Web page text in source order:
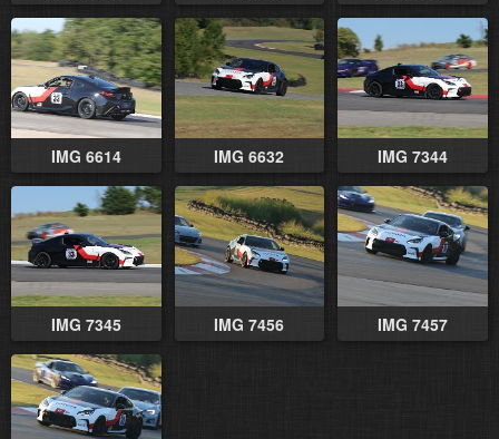
IMG 6614 IMG 6632 IMG 7344
IMG 7345 IMG 7456 IMG 7457